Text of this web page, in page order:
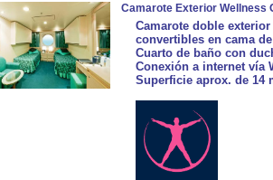
Camarote Exterior Wellness
Camarote doble
convertibles en cama
Cuarto de baño con
Conexión a internet vía
Superficie aprox. de 14